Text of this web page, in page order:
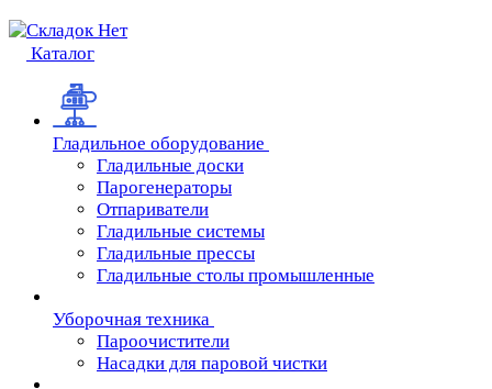
Каталог
Гладильное оборудование
Гладильные доски
Парогенераторы
Отпариватели
Гладильные системы
Гладильные прессы
Гладильные столы промышленные
Уборочная техника
Пароочистители
Насадки для паровой чистки